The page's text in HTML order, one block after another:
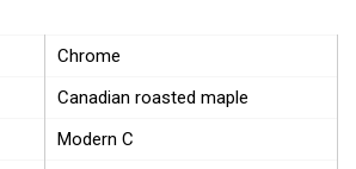
Chrome
Canadian roasted maple
Modern C